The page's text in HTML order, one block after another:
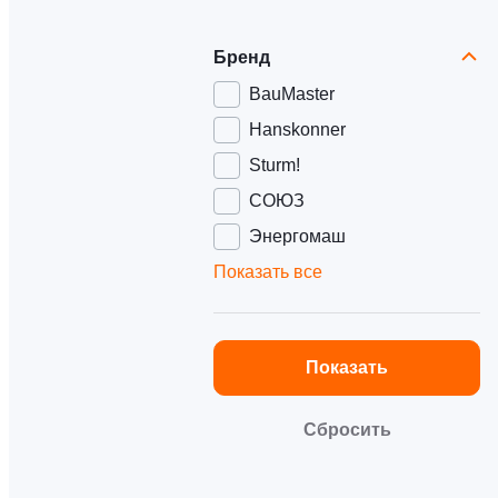
Бренд
BauMaster
Hanskonner
Sturm!
СОЮЗ
Энергомаш
Показать все
Показать
Сбросить